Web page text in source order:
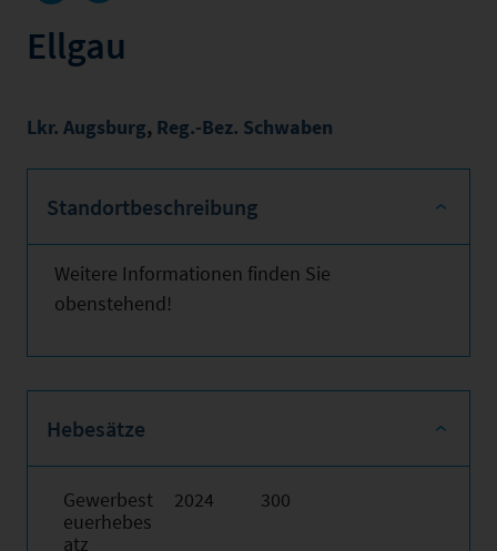
Ellgau
Lkr. Augsburg, Reg.-Bez. Schwaben
Standortbeschreibung
Weitere Informationen finden Sie
obenstehend!
Hebesätze
Gewerbest
euerhebes
atz
2024 300